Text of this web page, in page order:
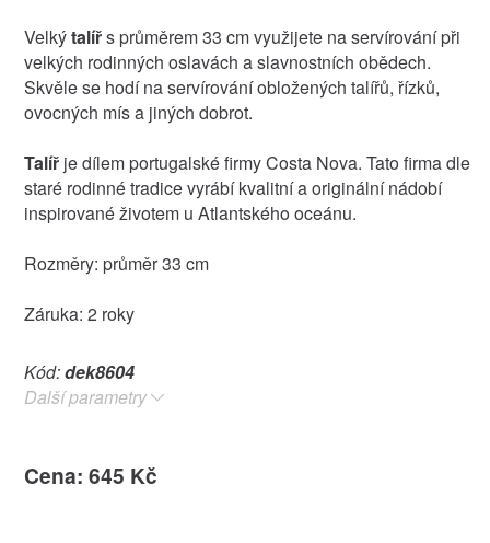
Velkýtalířs průměrem 33 cm využijete na servírování při
velkých rodinných oslavách a slavnostních obědech.
Skvěle se hodí na servírování obložených talířů, řízků,
ovocných mís a jiných dobrot.
Talířje dílem portugalské firmy Costa Nova. Tato firma dle
staré rodinné tradice vyrábí kvalitní a originální nádobí
inspirované životem u Atlantského oceánu.
Rozměry: průměr 33 cm
Záruka: 2 roky
Kód:dek8604
Další parametry
Cena: 645 Kč